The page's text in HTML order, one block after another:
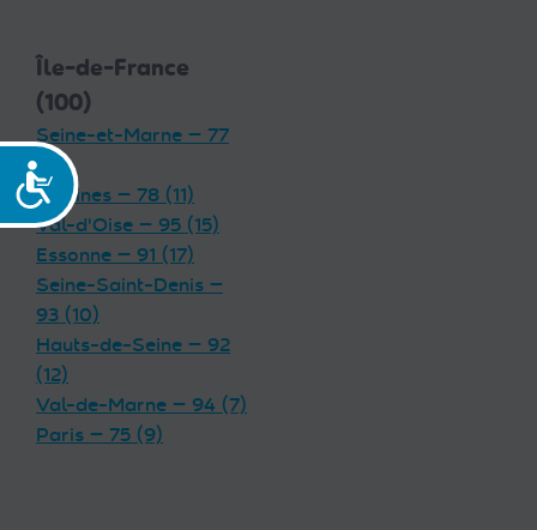
Accessibilité
Île-de-France
(100)
Seine-et-Marne — 77
(19)
Yvelines — 78 (11)
Val-d'Oise — 95 (15)
Essonne — 91 (17)
Seine-Saint-Denis —
93 (10)
Hauts-de-Seine — 92
(12)
Val-de-Marne — 94 (7)
Paris — 75 (9)